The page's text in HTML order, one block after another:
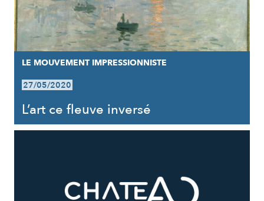
LE MOUVEMENT IMPRESSIONNISTE
27/05/2020
L’art ce fleuve inversé